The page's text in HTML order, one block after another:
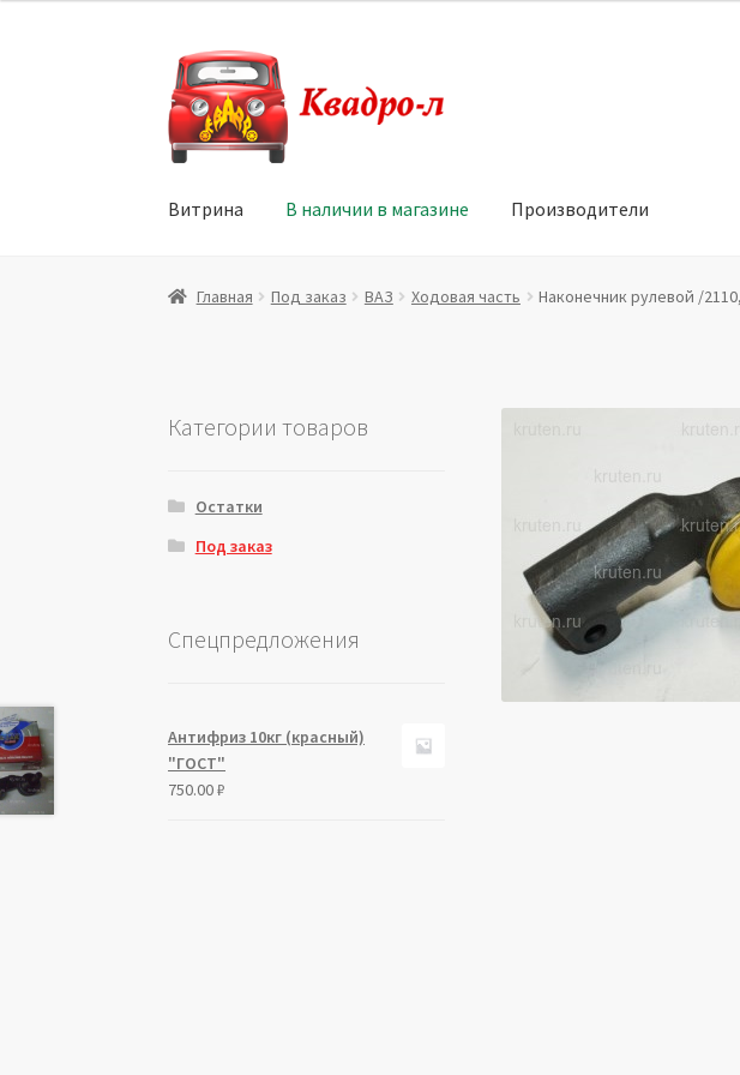
Перейти
к
навигации
Перейти
к
содержимому
Витрина В наличии в магазине Производители
Главная Витрина Мой аккаунт Политика в отношении обработки
Главная Под заказ ВАЗ Ходовая часть Наконечник рулевой /
Категории товаров
Остатки
Под заказ
Спецпредложения
Антифриз 10кг (красный)
"ГОСТ"
750.00₽